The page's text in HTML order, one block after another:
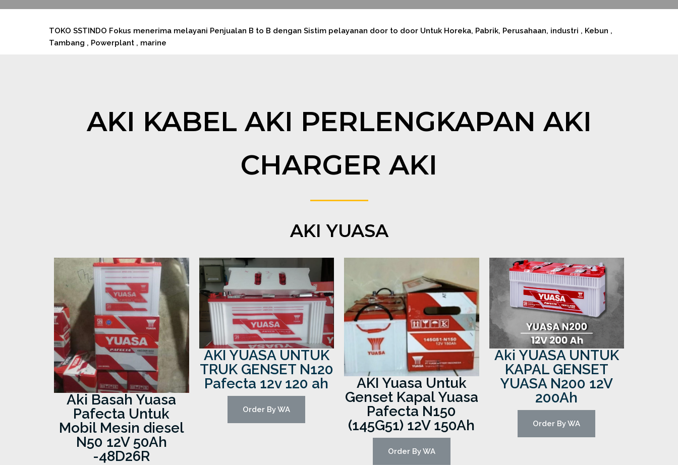
TOKO SSTINDO Fokus menerima melayani Penjualan B to B dengan Sistim pelayanan door to door Untuk Horeka, Pabrik, Perusahaan, industri , Kebun ,
Tambang , Powerplant , marine
AKI KABEL AKI PERLENGKAPAN AKI
CHARGER AKI
AKI YUASA
Aki Basah Yuasa
Pafecta Untuk
Mobil Mesin diesel
N50 12V 50Ah
-48D26R
AKI YUASA UNTUK
TRUK GENSET N120
Pafecta 12v 120 ah
Order By WA
AKI Yuasa Untuk
Genset Kapal Yuasa
Pafecta N150
(145G51) 12V 150Ah
Order By WA
Aki YUASA UNTUK
KAPAL GENSET
YUASA N200 12V
200Ah
Order By WA